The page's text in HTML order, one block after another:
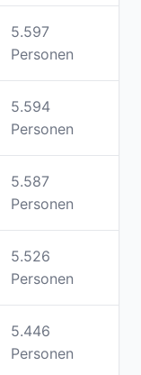
5.597
Personen
5.594
Personen
5.587
Personen
5.526
Personen
5.446
Personen